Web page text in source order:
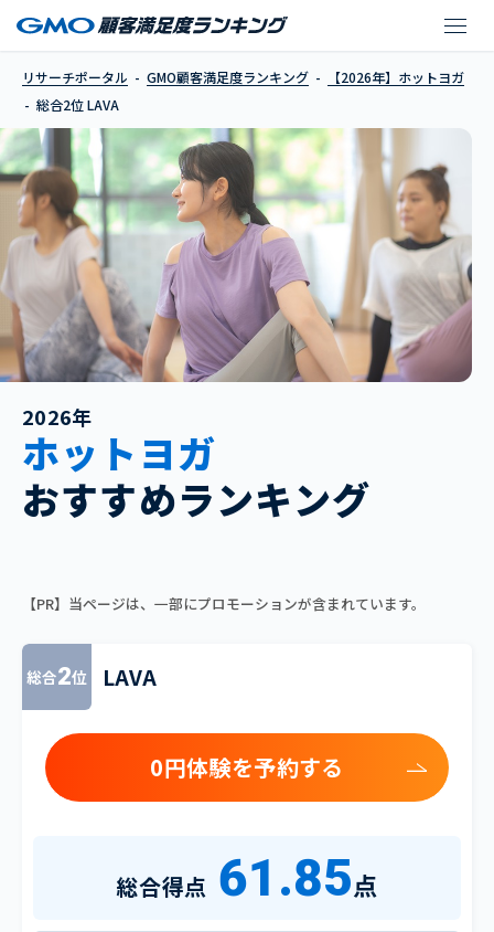
リサーチポータル GMO顧客満足度ランキング
【2026年】ホットヨガ
総合2位 LAVA
2026年
ホットヨガ
おすすめランキング
【PR】当ページは、一部にプロモーションが含まれています。
総合2位 LAVA
0円体験を予約する
総合得点 61.85点